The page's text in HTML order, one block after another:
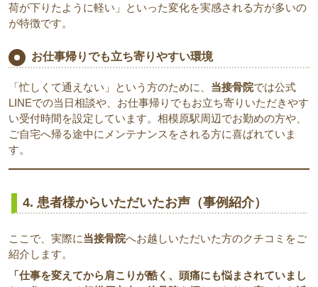
荷が下りたように軽い」といった変化を実感される方が多いの
が特徴です。
お仕事帰りでも立ち寄りやすい環境
「忙しくて通えない」という方のために、 当接骨院では公式
LINEでの当日相談や、お仕事帰りでもお立ち寄りいただきやす
い受付時間を設定しています。相模原駅周辺でお勤めの方や、
ご自宅へ帰る途中にメンテナンスをされる方に喜ばれていま
す。
4. 患者様からいただいたお声（事例紹介）
ここで、実際に当接骨院へお越しいただいた方のクチコミをご
紹介します。
「仕事を変えてから肩こりが酷く、頭痛にも悩まされていまし